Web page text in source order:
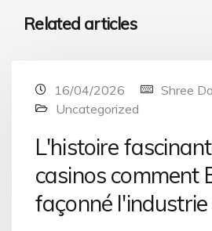
Related articles
16/04/2026
Shree
Uncategorized
L'histoire
casinos comment
façonné l'industrie